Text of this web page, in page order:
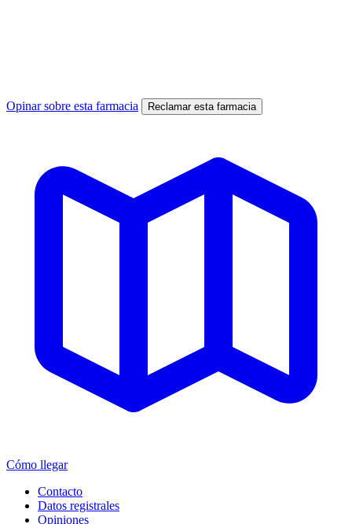
Opinar sobre esta farmacia Reclamar esta farmacia
Cómo llegar
Contacto
Datos registrales
Opiniones